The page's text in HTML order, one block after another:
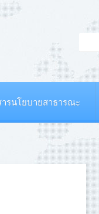
รนโยบายสาธารณะ